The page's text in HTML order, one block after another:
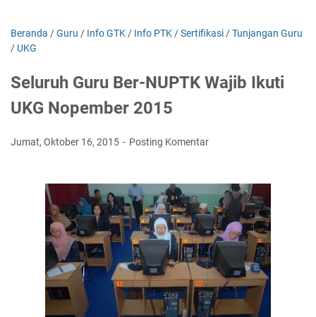
Beranda /Guru / Info GTK / Info PTK /Sertifikasi /Tunjangan Guru
/ UKG
Seluruh Guru Ber-NUPTK Wajib Ikuti
UKG Nopember 2015
Jumat, Oktober 16, 2015 Posting Komentar